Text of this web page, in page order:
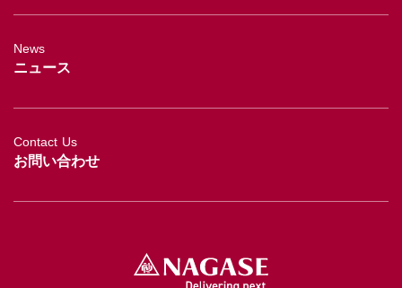
News
ニュース
Contact Us
お問い合わせ